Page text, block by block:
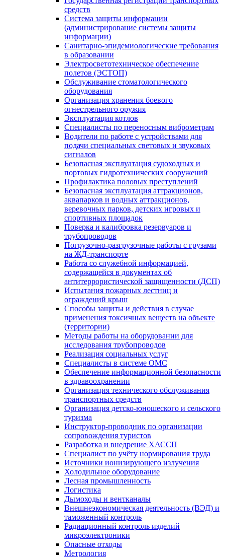
средств
Система защиты информации
(администрирование системы защиты
информации)
Санитарно-эпидемиологические требования
в образовании
Электросветотехническое обеспечение
полетов (ЭСТОП)
Обслуживание стоматологического
оборудования
Организация хранения боевого
огнестрельного оружия
Эксплуатация котлов
Специалисты по переносным виброметрам
Водители по работе с устройствами для
подачи специальных световых и звуковых
сигналов
Безопасная эксплуатация судоходных и
портовых гидротехнических сооружений
Профилактика половых преступлений
Безопасная эксплуатация аттракционов,
аквапарков и водных аттракционов,
веревочных парков, детских игровых и
спортивных площадок
Поверка и калибровка резервуаров и
трубопроводов
Погрузочно-разгрузочные работы с грузами
на ЖД-транспорте
Работа со служебной информацией,
содержащейся в документах об
антитеррористической защищенности (ДСП)
Испытания пожарных лестниц и
ограждений крыш
Способы защиты и действия в случае
применения токсичных веществ на объекте
(территории)
Методы работы на оборудовании для
исследования трубопроводов
Реализация социальных услуг
Специалисты в системе ОМС
Обеспечение информационной безопасности
в здравоохранении
Организация технического обслуживания
транспортных средств
Организация детско-юношеского и сельского
туризма
Инструктор-проводник по организации
сопровождения туристов
Разработка и внедрение ХАССП
Специалист по учёту нормирования труда
Источники ионизирующего излучения
Холодильное оборудование
Лесная промышленность
Логистика
Дымоходы и вентканалы
Внешнеэкономическая деятельность (ВЭД) и
таможенный контроль
Радиационный контроль изделий
микроэлектроники
Опасные отходы
Метрология